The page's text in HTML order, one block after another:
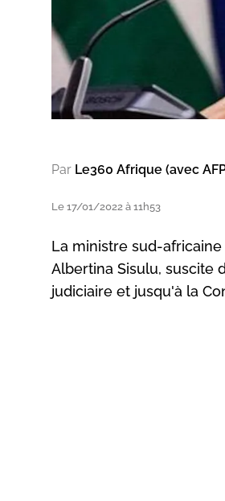
Par Le360 Afrique (avec
Le 17/01/2022 à 11h53
La ministre sud-
Albertina Sisulu, suscite
judiciaire et jusqu'à la